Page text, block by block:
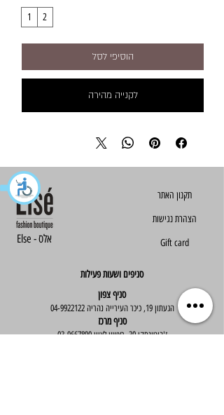
2
1
הוסיפי לסל
לקנייה מהירה
Else - אלס
תקנון האתר​​
הצהרת נגישות
Gift card
סניפים ושעות פעילות
סניף צפון
הגעתון 19, כיכר העירייה נהריה 04-9922122
סניף מרכז
ז'בוטינסקי 30, ראשון לציון 03-9667890